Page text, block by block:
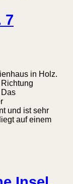
7
in Holz.
und ist sehr
auf einem